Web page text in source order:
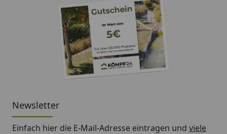
Newsletter
Einfach hier die E-Mail-Adresse eintragen und viele